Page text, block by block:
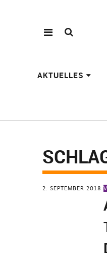
AKTUELLES
2. SEPTEMBER 2018